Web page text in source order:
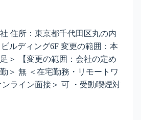
住所：東京都千代田区丸の内
ルディング6F 変更の範囲：本
＞ 【変更の範囲：会社の定め
＞ 無 ＜在宅勤務・リモートワ
ライン面接＞ 可 ・受動喫煙対